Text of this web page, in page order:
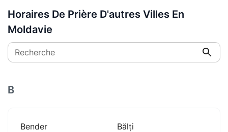
Horaires De Prière D'autres Villes En
Moldavie
Recherche
B
Bender Bălți